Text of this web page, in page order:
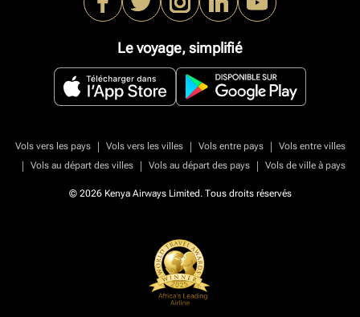
Le voyage, simplifié
Vols vers les pays | Vols vers les villes | Vols entre pays |
Vols entre villes
|
Vols au départ des villes | Vols au départ des pays | Vols de ville à pays
© 2026 Kenya Airways Limited. Tous droits réservés